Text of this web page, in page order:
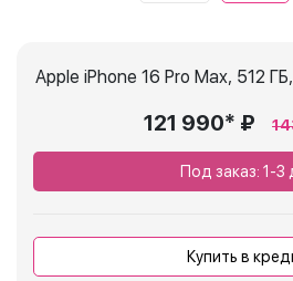
Apple iPhone 16 Pro Max, 512
121 990* ₽
Под заказ: 1-3
Купить в